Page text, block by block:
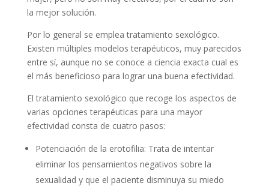
la mejor solución.
Por lo general se emplea tratamiento sexológico.
Existen múltiples modelos terapéuticos, muy parecidos
entre sí, aunque no se conoce a ciencia exacta cual es
el más beneficioso para lograr una buena efectividad.
El tratamiento sexológico que recoge los aspectos de
varias opciones terapéuticas para una mayor
efectividad consta de cuatro pasos:
Potenciación de la erotofilia: Trata de intentar
eliminar los pensamientos negativos sobre la
sexualidad y que el paciente disminuya su miedo